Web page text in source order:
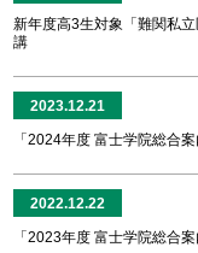
新年度高3生対象「難関私
講
2023.12.21
「2024年度 富士学院総合
2022.12.22
「2023年度 富士学院総合